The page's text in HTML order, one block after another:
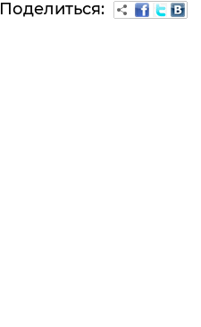
Поделиться: